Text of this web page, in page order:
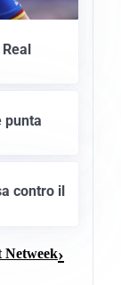
punta
contro il